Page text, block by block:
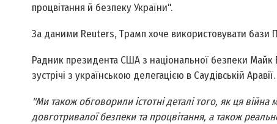
процвітання й безпеку України".
За даними Reuters, Трамп хоче використовувати бази
Радник президента США з національної безпеки
зустрічі з українською делегацією в Саудівській Аравії.
"Ми також обговорили істотні деталі того, як ця
довготривалої безпеки та процвітання, а також